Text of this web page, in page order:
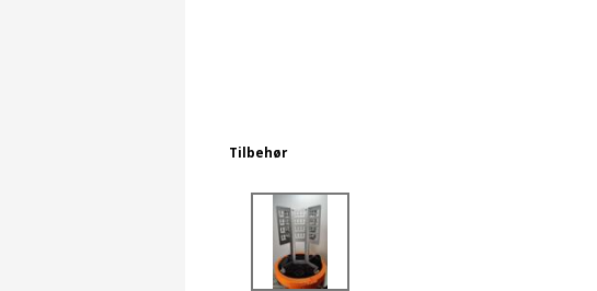
Tilbehør